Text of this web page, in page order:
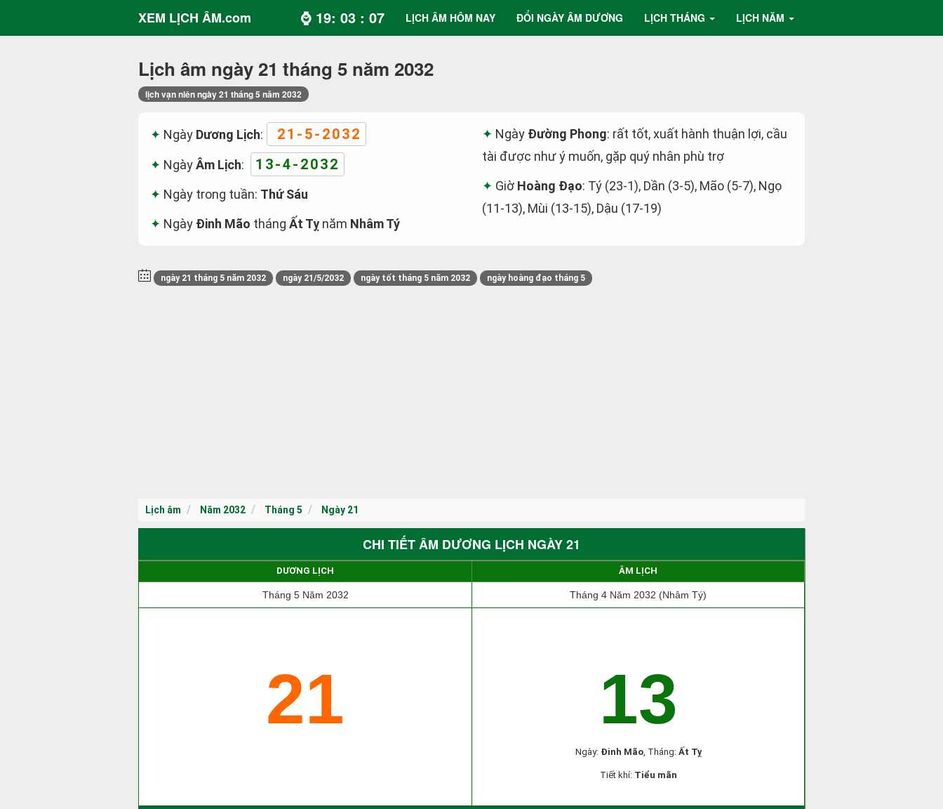
XEM LỊCH ÂM.com ⌚ 19: 03 : 08 LỊCH ÂM HÔM NAY ĐỔI NGÀY ÂM DƯƠNG LỊCH THÁNG LỊCH NĂM
Lịch âm ngày 21 tháng 5 năm 2032
lịch vạn niên ngày 21 tháng 5 năm 2032
Ngày Dương Lịch: 21-5-2032
NgàyÂm Lịch: 13-4-2032
Ngày trong tuần: Thứ Sáu
Ngày Đinh Mão tháng Ất Tỵ năm Nhâm Tý
Ngày Đường Phong: rất tốt, xuất hành thuận lợi, cầu
tài được như ý muốn, gặp quý nhân phù trợ
Giờ Hoàng Đạo: Tý (23-1), Dần (3-5), Mão (5-7), Ngọ
(11-13), Mùi (13-15), Dậu (17-19)
ngày 21 tháng 5 năm 2032 ngày 21/5/2032 ngày tốt tháng 5 năm 2032 ngày hoàng đạo tháng 5
Lịch âm Năm 2032 Tháng 5 Ngày 21
CHI TIẾT ÂM DƯƠNG LỊCH NGÀY 21
DƯƠNG LỊCH ÂM LỊCH
Tháng 5 Năm 2032 Tháng 4 Năm 2032 (Nhâm Tý)
21 13
Ngày: Đinh Mão, Tháng: Ất Tỵ
Tiết khí: Tiểu mãn